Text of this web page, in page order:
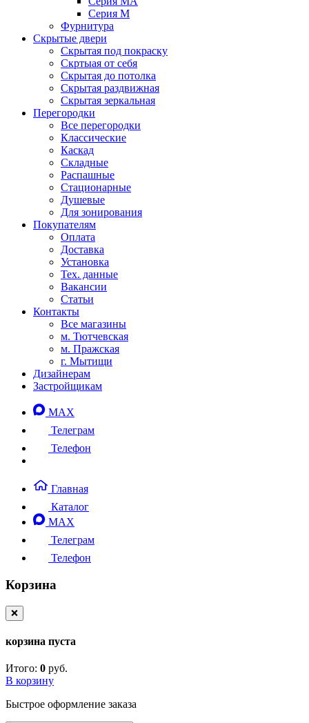
Серия M
Фурнитура
Скрытые двери
Скрытая под покраску
Скртыая от себя
Скрытая до потолка
Скрытая раздвижная
Скрытая зеркальная
Перегородки
Все перегородки
Классические
Каскад
Складные
Распашные
Стационарные
Душевые
Для зонирования
Покупателям
Оплата
Доставка
Установка
Тех. данные
Вакансии
Статьи
Контакты
Все магазины
м. Тютчевская
м. Пражская
г. Мытищи
Дизайнерам
Застройщикам
MAX
Телеграм
Телефон
Главная
Каталог
MAX
Телеграм
Телефон
Корзина
❌
корзина пуста
Итого: 0 руб.
В корзину
Быстрое оформление заказа